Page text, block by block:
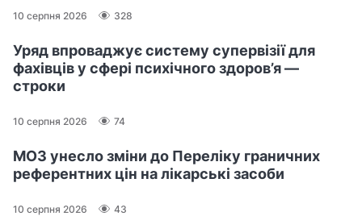
10 серпня 2026 328
Уряд впроваджує систему супервізії для
фахівців у сфері психічного здоров’я —
строки
10 серпня 2026 74
МОЗ унесло зміни до Переліку граничних
референтних цін на лікарські засоби
10 серпня 2026 43